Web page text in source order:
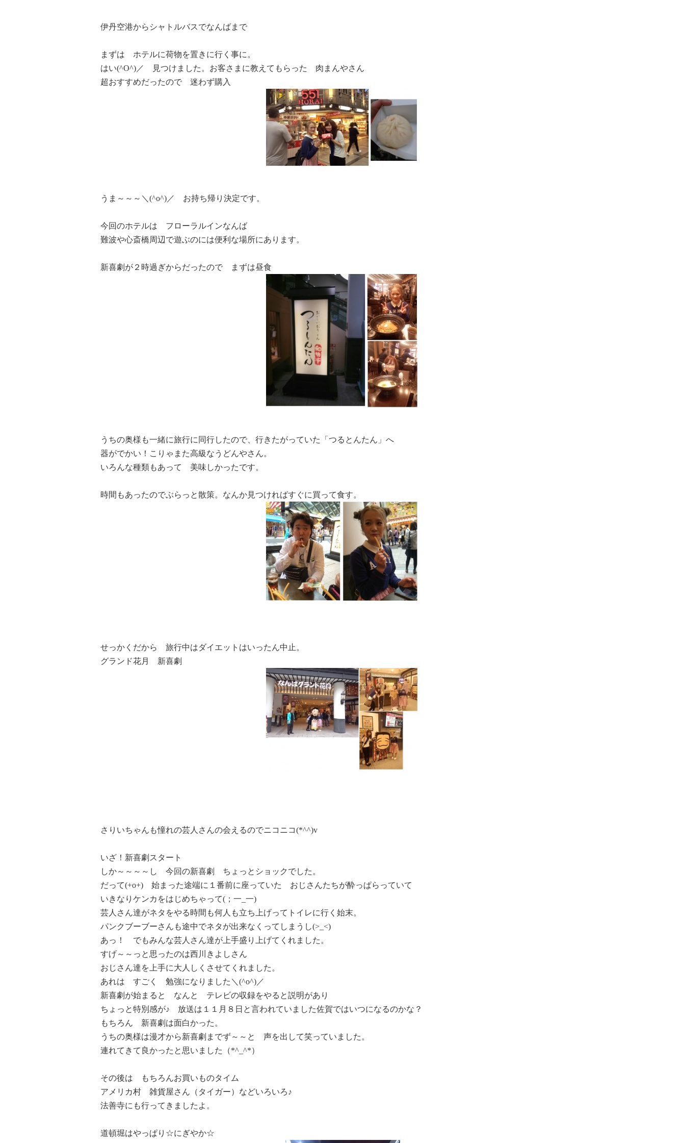
伊丹空港からシャトルバスでなんばまで
まずは ホテルに荷物を置きに行く事に。
はい(^O^)／ 見つけました。お客さまに教えてもらった 肉まんやさん
超おすすめだったので 迷わず購入
うま～～～＼(^o^)／ お持ち帰り決定です。
今回のホテルは フローラルインなんば
難波や心斎橋周辺で遊ぶのには便利な場所にあります。
新喜劇が２時過ぎからだったので まずは昼食
うちの奥様も一緒に旅行に同行したので、行きたがっていた「つるとんたん」へ
器がでかい！こりゃまた高級なうどんやさん。
いろんな種類もあって 美味しかったです。
時間もあったのでぶらっと散策。なんか見つければすぐに買って食す。
せっかくだから 旅行中はダイエットはいったん中止。
グランド花月 新喜劇
さりいちゃんも憧れの芸人さんの会えるのでニコニコ(*^^)v
いざ！新喜劇スタート
しか～～～～し 今回の新喜劇 ちょっとショックでした。
だって(+o+) 始まった途端に１番前に座っていた おじさんたちが酔っぱらっていて
いきなりケンカをはじめちゃって(；一_一)
芸人さん達がネタをやる時間も何人も立ち上げってトイレに行く始末。
パンクブーブーさんも途中でネタが出来なくってしまうし(>_<)
あっ！ でもみんな芸人さん達が上手盛り上げてくれました。
すげ～～っと思ったのは西川きよしさん
おじさん達を上手に大人しくさせてくれました。
あれは すごく 勉強になりました＼(^o^)／
新喜劇が始まると なんと テレビの収録をやると説明があり
ちょっと特別感が♪ 放送は１１月８日と言われていました佐賀ではいつになるのかな？
もちろん 新喜劇は面白かった。
うちの奥様は漫才から新喜劇までず～～と 声を出して笑っていました。
連れてきて良かったと思いました（*^_^*）
その後は もちろんお買いものタイム
アメリカ村 雑貨屋さん（タイガー）などいろいろ♪
法善寺にも行ってきましたよ。
道頓堀はやっぱり☆にぎやか☆